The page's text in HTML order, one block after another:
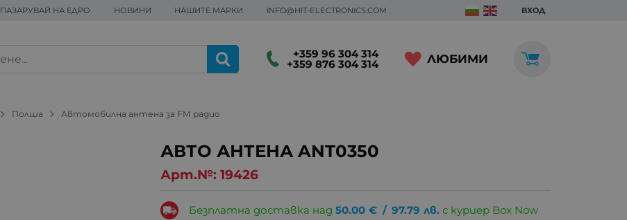
ПАЗАРУВАЙ НА ЕДРО НОВИНИ НАШИТЕ МАРКИ INFO@HIT-ELECTRONICS.COM ВХОД
+359 96 304 314
+359 876 304 314 ЛЮБИМИ
Полша Автомобилна антена за FM радио
АВТО АНТЕНА ANT0350
Арт.№: 19426
Безплатна доставка над50.00 € / 97.79 лв. с куриер Box Now